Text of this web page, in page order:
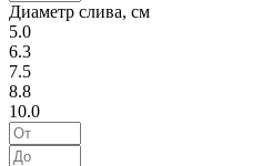
Диаметр слива, см
5.0
6.3
7.5
8.8
10.0